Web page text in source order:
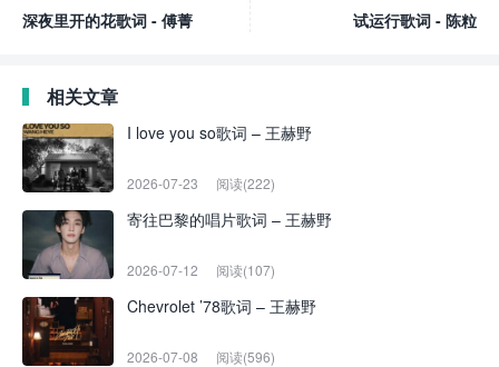
深夜里开的花歌词 - 傅菁
试运行歌词 - 陈粒
相关文章
I love you so歌词 – 王赫野
2026-07-23 阅读(222)
寄往巴黎的唱片歌词 – 王赫野
2026-07-12 阅读(107)
Chevrolet ’78歌词 – 王赫野
2026-07-08 阅读(596)